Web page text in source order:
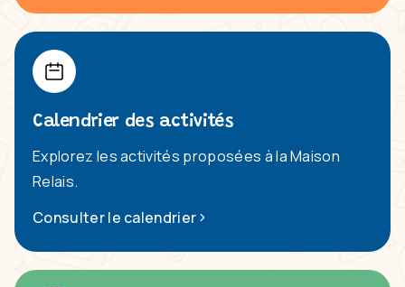
Calendrier des activités
Explorez les activités proposées à la Maison
Relais.
Consulter le calendrier